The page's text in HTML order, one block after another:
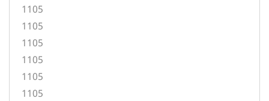
1105
1105
1105
1105
1105
1105